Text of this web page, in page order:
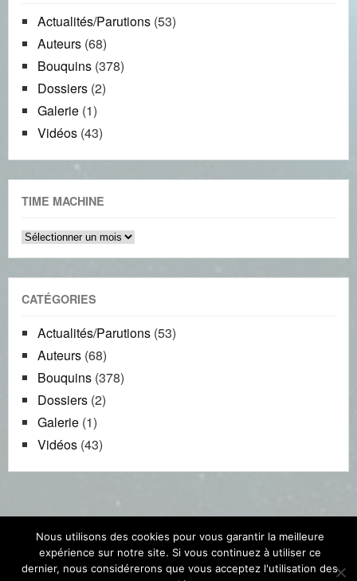
Actualités/Parutions (53)
Auteurs (68)
Bouquins (378)
Dossiers (2)
Galerie (1)
Vidéos (43)
TIME MACHINE
Time
CATÉGORIES
Actualités/Parutions (53)
Auteurs (68)
Bouquins (378)
Dossiers (2)
Galerie (1)
Vidéos (43)
Copyright La nébuleuse SF. All Rights Reserved
Nous utilisons des cookies pour vous garantir la meilleure
expérience sur notre site. Si vous continuez à utiliser ce
dernier, nous considérerons que vous acceptez l'utilisation des